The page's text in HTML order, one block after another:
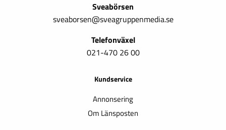
Sveabörsen
sveaborsen@sveagruppenmedia.se
Telefonväxel
021-470 26 00
Kundservice
Annonsering
Om Länsposten